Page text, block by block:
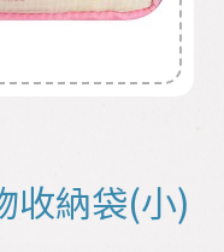
收納袋(小)